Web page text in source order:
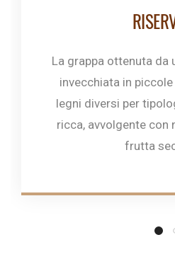
La grappa ottenuta da
invecchiata in
legni diversi per
ricca, avvolgente con
frutta